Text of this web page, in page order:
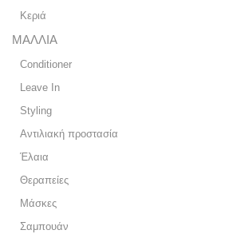
Κεριά
ΜΑΛΛΙΑ
Conditioner
Leave In
Styling
Αντιλιακή προστασία
Έλαια
Θεραπείες
Μάσκες
Σαμπουάν